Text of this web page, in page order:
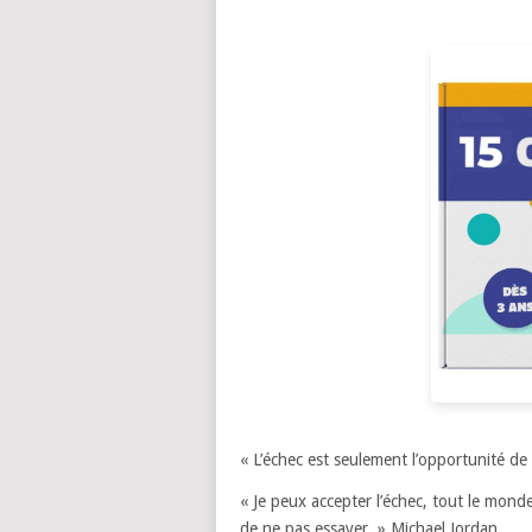
« L’échec est seulement l’opportunité
« Je peux accepter l’échec, tout le